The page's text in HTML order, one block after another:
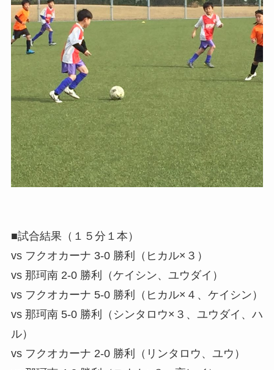
■試合結果（１５分１本）
vs フクオカーナ 3-0 勝利（ヒカル×３）
vs 那珂南 2-0 勝利（ケイシン、ユウダイ）
vs フクオカーナ 5-0 勝利（ヒカル×４、ケイシン）
vs 那珂南 5-0 勝利（シンタロウ×３、ユウダイ、ハ
ル）
vs フクオカーナ 2-0 勝利（リンタロウ、ユウ）